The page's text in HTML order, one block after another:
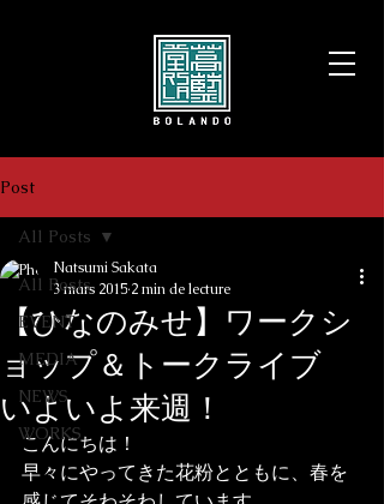
Post
All Posts
EVENT
MEDIA
NEWS
WORKS
All Posts
【ひなのみせ】ワークシ
ョップ＆トークライブ
いよいよ来週！
Natsumi Sakata
3 mars 2015 2 min de lecture
こんにちは！
早々にやってきた花粉とともに、春を